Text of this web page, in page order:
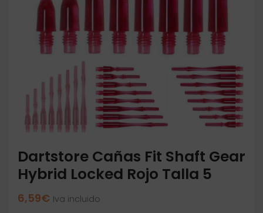
Dartstore Cañas Fit Shaft Gear
Hybrid Locked Rojo Talla 5
6,59€ Iva incluido